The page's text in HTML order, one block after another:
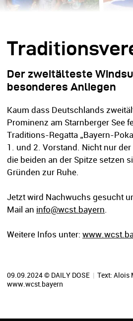
Der zweitälteste
besonderes Anliegen
Kaum dass Deutschlands
Prominenz am Starnberger See
Traditions-Regatta „Bayern-
1. und 2. Vorstand. Nicht nur
die beiden an der Spitze setzen
Gründen zur Ruhe.
Jetzt wird Nachwuchs gesucht
Mail an info@wcst.bayern.
Weitere Infos unter:
09.09.2024 © DAILY DOSE | Text: Alois
www.wcst.bayern